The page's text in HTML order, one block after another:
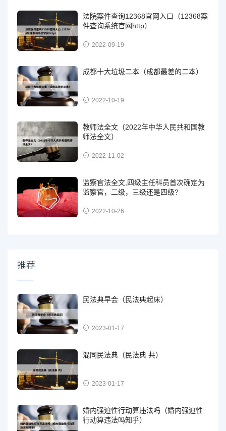
法院案件查询12368官网入口（12368案
件查询系统官网http）
2022-09-19
成都十大垃圾二本（成都最差的二本）
2022-10-19
教师法全文（2022年中华人民共和国教
师法全文）
2022-11-02
监察官法全文,四级主任科员首次确定为
监察官，二级，三级还是四级?
2022-10-26
推荐
民法典早会（民法典起床）
2023-01-17
混同民法典（民法典 共）
2023-01-17
婚内强迫性行动算违法吗（婚内强迫性
行动算违法吗知乎）